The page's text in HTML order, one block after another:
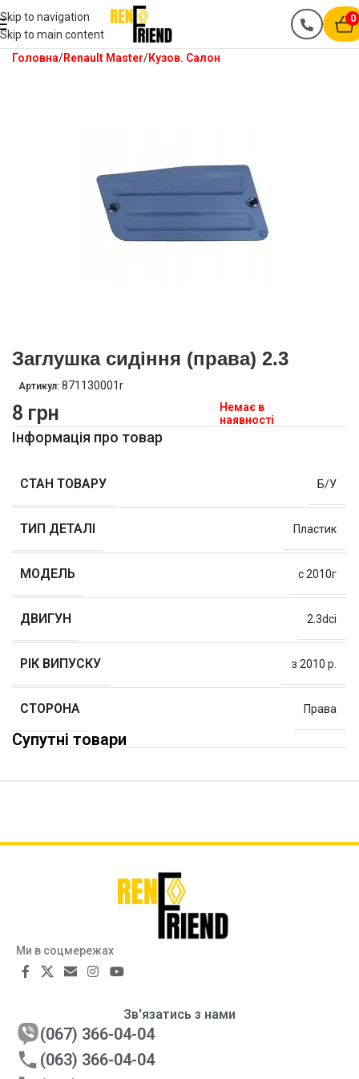
Skip to navigation
Skip to main content
0
Головна Renault Master Кузов. Салон
Заглушка сидіння (права) 2.3
Артикул: 871130001r
8 грн
Немає в
наявності
Інформація про товар
СТАН ТОВАРУ Б/У
ТИП ДЕТАЛІ Пластик
МОДЕЛЬ с 2010г
ДВИГУН 2.3dci
РІК ВИПУСКУ з 2010 р.
СТОРОНА Права
Супутні товари
Ми в соцмережах
Зв'язатись з нами
(067) 366-04-04
(063) 366-04-04